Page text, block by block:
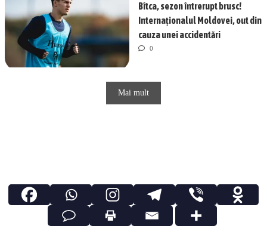
Bîtca, sezon întrerupt brusc!
Internaționalul Moldovei, out din
cauza unei accidentări
0
Mai mult